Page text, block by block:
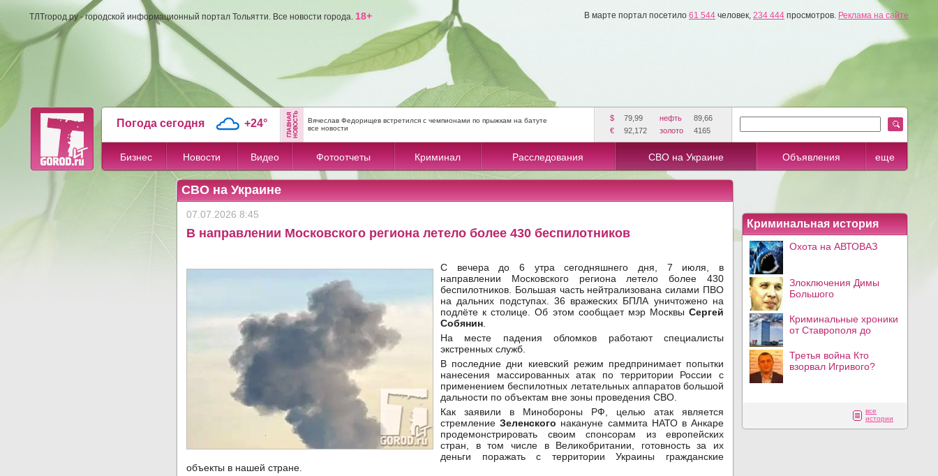
ТЛТгород.ру - городской информационный портал Тольятти. Все новости города. 18+ В марте портал посетило 61 544 человек, 234 444 просмотров. Реклама на сайте
Погода сегодня +24°
Вячеслав Федорищев встретился с чемпионами по прыжкам на батуте
все новости
$ 79,99 нефть
89,66
€
92,172 золото 4165
Бизнес Новости Видео Фотоотчеты Криминал Расследования СВО на Украине Объявления еще
СВО на Украине
07.07.2026 8:45
В направлении Московского региона летело более 430 беспилотников
С вечера до 6 утра сегодняшнего дня, 7 июля, в
направлении Московского региона летело более 430
беспилотников. Большая часть нейтрализована силами ПВО
на дальних подступах. 36 вражеских БПЛА уничтожено на
подлёте к столице. Об этом сообщает мэр Москвы Сергей
Собянин
На месте падения обломков работают специалисты
экстренных служб.
В последние дни киевский режим предпринимает попытки
нанесения массированных атак по территории России с
применением беспилотных летательных аппаратов большой
дальности по объектам вне зоны проведения СВО.
Как заявили в Минобороны РФ, целью атак является
стремлениеЗеленского накануне саммита НАТО в Анкаре
продемонстрировать своим спонсорам из европейских
стран, в том числе в Великобритании, готовность за их
деньги поражать с территории Украины гражданские
объекты в нашей стране.
Криминальная история
Охота на АВТОВАЗ
Злоключения Димы
Большого
Криминальные хроники
от Ставрополя до
Третья война Кто
взорвал Игривого?
все
истории